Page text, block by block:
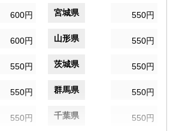
600円 宮城県 550円
600円 山形県 550円
550円 茨城県 550円
550円 群馬県 550円
550円 千葉県 550円